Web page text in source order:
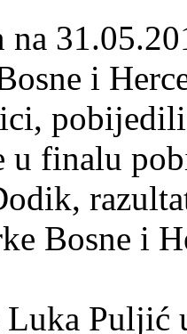
i
finalu
Bosne i
Puljić